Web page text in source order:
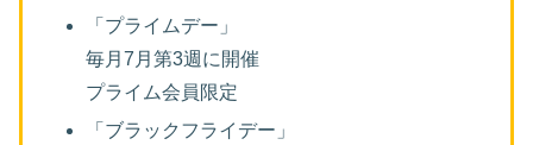
「プライムデー」
毎月7月第3週に開催
プライム会員限定
「ブラックフライデー」